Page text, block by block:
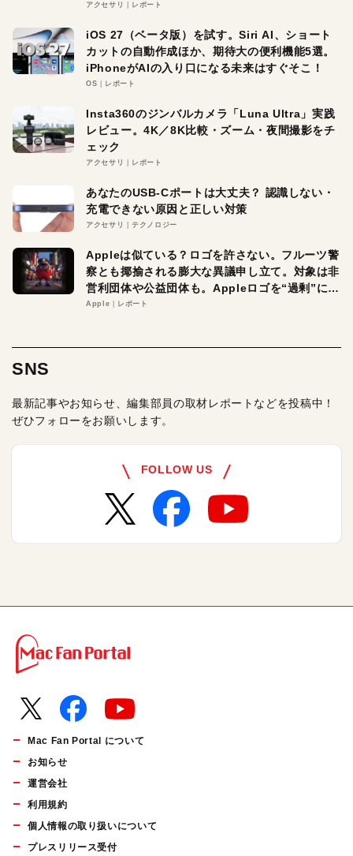
アクセサリ レポート
iOS 27（ベータ版）を試す。Siri AI、ショート
カットの自動作成ほか、期待大の便利機能5選。
iPhoneがAIの入り口になる未来はすぐそこ！
OS レポート
Insta360のジンバルカメラ「Luna Ultra」実践
レビュー。4K／8K比較・ズーム・夜間撮影をチ
ェック
アクセサリ レポート
あなたのUSB-Cポートは大丈夫？ 認識しない・
充電できない原因と正しい対策
アクセサリ テクノロジー
Appleは似ている？ロゴを許さない。フルーツ警
察とも揶揄される膨大な異議申し立て。対象は非
営利団体や公益団体も。Appleロゴを“過剰”に守
る理由とは
Apple レポート
SNS
最新記事やお知らせ、編集部員の取材レポートなどを投稿中！
ぜひフォローをお願いします。
FOLLOW US
Mac Fan Portal について
お知らせ
運営会社
利用規約
個人情報の取り扱いについて
プレスリリース受付